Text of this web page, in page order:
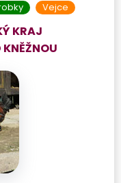
Vejce
KRAJ